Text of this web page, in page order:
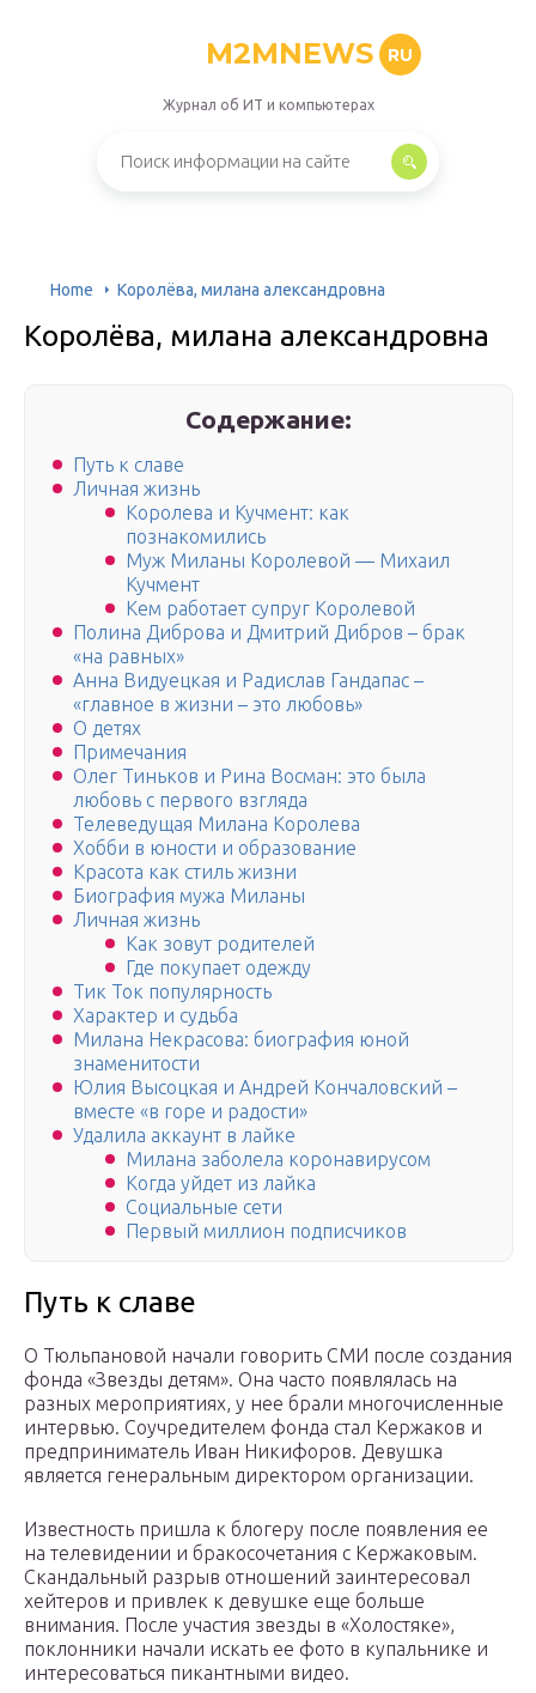
M2MNEWS RU
Журнал об ИТ и компьютерах
Home Королёва, милана александровна
Королёва, милана александровна
Содержание:
Путь к славе
Личная жизнь
Королева и Кучмент: как
познакомились
Муж Миланы Королевой — Михаил
Кучмент
Кем работает супруг Королевой
Полина Диброва и Дмитрий Дибров – брак
«на равных»
Анна Видуецкая и Радислав Гандапас –
«главное в жизни – это любовь»
О детях
Примечания
Олег Тиньков и Рина Восман: это была
любовь с первого взгляда
Телеведущая Милана Королева
Хобби в юности и образование
Красота как стиль жизни
Биография мужа Миланы
Личная жизнь
Как зовут родителей
Где покупает одежду
Тик Ток популярность
Характер и судьба
Милана Некрасова: биография юной
знаменитости
Юлия Высоцкая и Андрей Кончаловский –
вместе «в горе и радости»
Удалила аккаунт в лайке
Милана заболела коронавирусом
Когда уйдет из лайка
Социальные сети
Первый миллион подписчиков
Путь к славе
О Тюльпановой начали говорить СМИ после создания
фонда «Звезды детям». Она часто появлялась на
разных мероприятиях, у нее брали многочисленные
интервью. Соучредителем фонда стал Кержаков и
предприниматель Иван Никифоров. Девушка
является генеральным директором организации.
Известность пришла к блогеру после появления ее
на телевидении и бракосочетания с Кержаковым.
Скандальный разрыв отношений заинтересовал
хейтеров и привлек к девушке еще больше
внимания. После участия звезды в «Холостяке»,
поклонники начали искать ее фото в купальнике и
интересоваться пикантными видео.